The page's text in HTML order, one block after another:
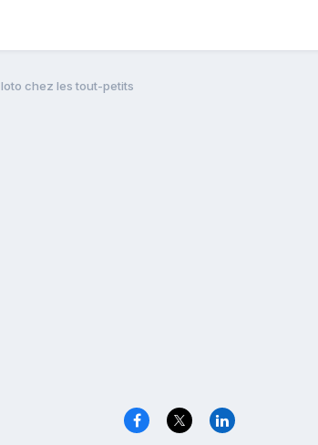
loto chez les tout-petits